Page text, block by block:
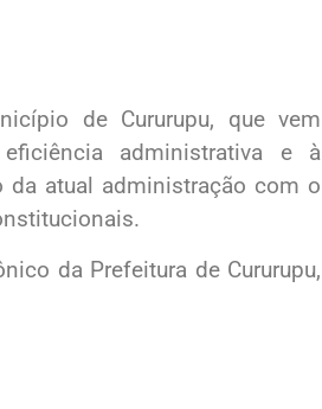
de Cururupu, que vem
administrativa e à
da atual administração com o
da Prefeitura de Cururupu,